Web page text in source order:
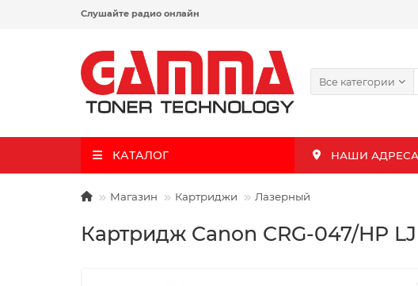
Слушайте радио онлайн
Все категории
КАТАЛОГ НАШИ АДРЕСА
Магазин Картриджи Лазерный
Картридж Canon CRG-047/HP LJ